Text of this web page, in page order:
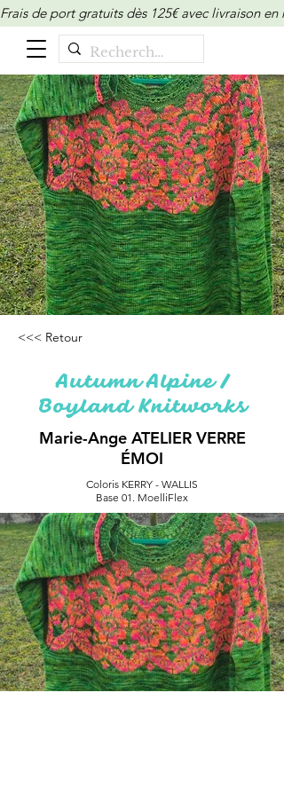
Frais de port gratuits dès 125€ avec livraison
<<< Retour
Autumn Alpine /
Boyland Knitworks
Marie-Ange ATELIER VERRE
ÉMOI
Coloris KERRY - WALLIS
Base 01. MoelliFlex